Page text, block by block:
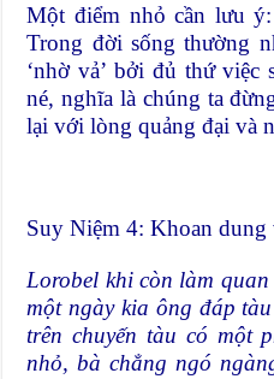
Một điểm nhỏ cần lưu
Trong đời sống thường
‘nhờ vả’ bởi đủ thứ việc
né, nghĩa là chúng ta
lại với lòng quảng đại và
Suy Niệm 4: Khoan dung
Lorobel khi còn làm
một ngày kia ông đáp
trên chuyến tàu có một
nhỏ, bà chẳng ngó